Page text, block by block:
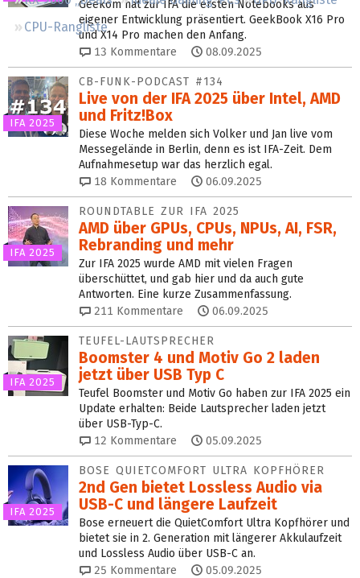
CPU-Rangliste
Geekom hat zur IFA die ersten Notebooks aus
eigener Entwicklung präsentiert. GeekBook X16 Pro
und X14 Pro machen den Anfang.
13 Kommentare 08.09.2025
IFA 2025
CB-FUNK-PODCAST #134
Live von der IFA 2025 über Intel, AMD
und Fritz!Box
Diese Woche melden sich Volker und Jan live vom
Messegelände in Berlin, denn es ist IFA-Zeit. Dem
Aufnahmesetup war das herzlich egal.
18 Kommentare 06.09.2025
IFA 2025
ROUNDTABLE ZUR IFA 2025
AMD über GPUs, CPUs, NPUs, AI, FSR,
Rebranding und mehr
Zur IFA 2025 wurde AMD mit vielen Fragen
überschüttet, und gab hier und da auch gute
Antworten. Eine kurze Zusammenfassung.
211 Kommentare 06.09.2025
IFA 2025
TEUFEL-LAUTSPRECHER
Boomster 4 und Motiv Go 2 laden
jetzt über USB Typ C
Teufel Boomster und Motiv Go haben zur IFA 2025 ein
Update erhalten: Beide Lautsprecher laden jetzt
über USB‑Typ‑C.
12 Kommentare 05.09.2025
IFA 2025
BOSE QUIETCOMFORT ULTRA KOPFHÖRER
2nd Gen bietet Lossless Audio via
USB-C und längere Laufzeit
Bose erneuert die QuietComfort Ultra Kopfhörer und
bietet sie in 2. Generation mit längerer Akkulaufzeit
und Lossless Audio über USB-C an.
25 Kommentare 05.09.2025